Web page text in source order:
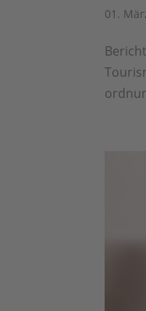
01.